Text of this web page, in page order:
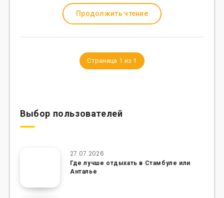
Продолжить чтение
Страница 1 из 1
Выбор пользователей
27.07.2026
Где лучше отдыхать в Стамбуле или
Анталье